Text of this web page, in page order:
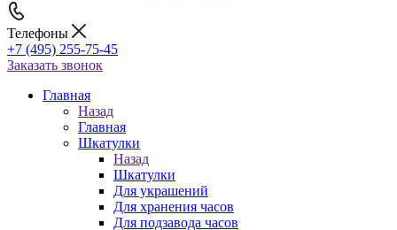
Телефоны
+7 (495) 255-75-45
Заказать звонок
Главная
Назад
Главная
Шкатулки
Назад
Шкатулки
Для украшений
Для хранения часов
Для подзавода часов